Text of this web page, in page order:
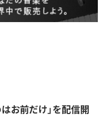
お前だけ」を配信開